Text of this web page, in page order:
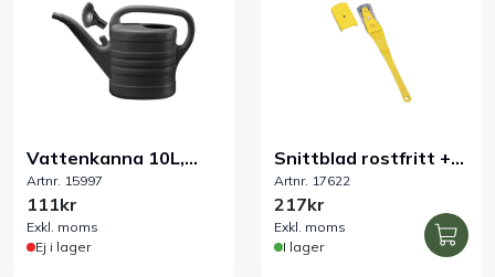
Bord
Råvaruhantering & lagring
Exponering & servering
Vattenkanna 10L,
svart
Artnr. 15997
111kr
Exkl. moms
Ej i lager
Snittblad rostfritt +
10 blad
Artnr. 17622
217kr
Exkl. moms
I lager